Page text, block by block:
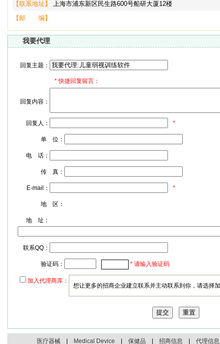
【联系地址】
上海市浦东新区民生路600号船研大厦12楼
【邮 编】
我要代理
回复主题：
*快捷回复留言：
回复内容：
回复人： *
单 位：
电 话：
传 真：
E-mail： *
地 区：
地 址：
联系QQ：
验证码： * 请输入验证码
加入代理商库：
想让更多的招商企业建立联系并主动联系到你，请选择
医疗器械| Medical Device 保健品 招商信息 代理信息